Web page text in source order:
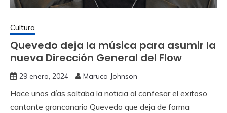
Cultura
Quevedo deja la música para asumir la
nueva Dirección General del Flow
29 enero, 2024 Maruca Johnson
Hace unos días saltaba la noticia al confesar el exitoso
cantante grancanario Quevedo que deja de forma